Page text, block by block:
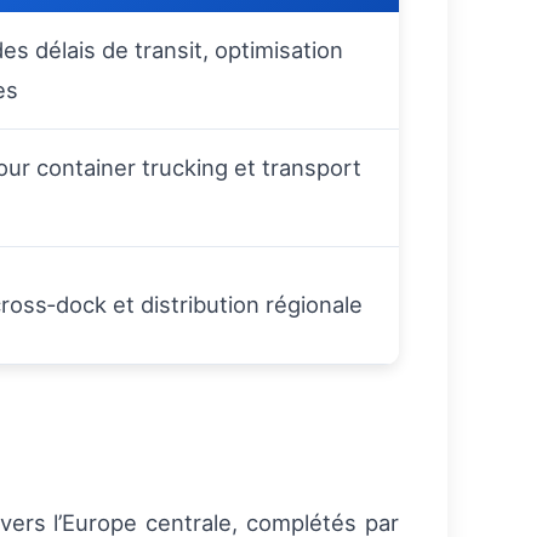
délais de transit, optimisation
container trucking et transport
et distribution régionale
l’Europe centrale, complétés par